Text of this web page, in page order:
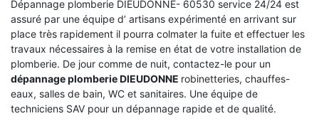
Dépannage plomberie DIEUDONNE- 60530 service 24/24 est
assuré par une équipe d’ artisans expérimenté en arrivant sur
place très rapidement il pourra colmater la fuite et effectuer les
travaux nécessaires à la remise en état de votre installation de
plomberie. De jour comme de nuit, contactez-le pour un
dépannage plomberie DIEUDONNE robinetteries, chauffes-
eaux, salles de bain, WC et sanitaires. Une équipe de
techniciens SAV pour un dépannage rapide et de qualité.